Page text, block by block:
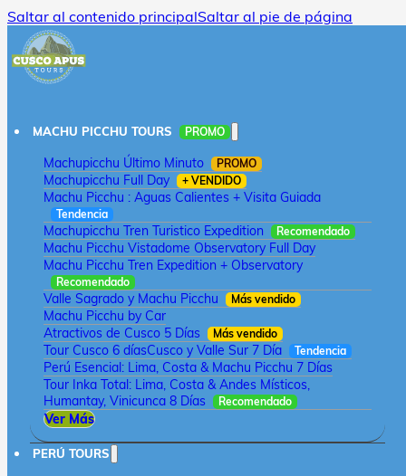
Saltar al contenido principalSaltar al pie de página
MACHU PICCHU TOURS PROMO
Machupicchu Último Minuto PROMO
Machupicchu Full Day + VENDIDO
Machu Picchu : Aguas Calientes + Visita Guiada
Tendencia
Machupicchu Tren Turistico Expedition Recomendado
Machu Picchu Vistadome Observatory Full Day
Machu Picchu Tren Expedition + Observatory
Recomendado
Valle Sagrado y Machu Picchu Más vendido
Machu Picchu by Car
Atractivos de Cusco 5 Días
Más vendido
Tour Cusco 6 díasCusco y Valle Sur 7 Día Tendencia
Perú Esencial: Lima, Costa & Machu Picchu 7 Días
Tour Inka Total: Lima, Costa & Andes Místicos,
Humantay, Vinicunca 8 Días
Recomendado
Ver Más
PERÚ TOURS